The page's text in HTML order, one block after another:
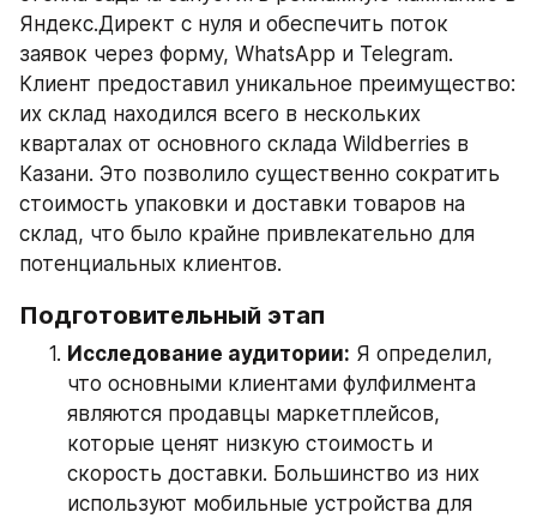
Яндекс.Директ с нуля и обеспечить поток
заявок через форму, WhatsApp и Telegram.
Клиент предоставил уникальное преимущество:
их склад находился всего в нескольких
кварталах от основного склада Wildberries в
Казани. Это позволило существенно сократить
стоимость упаковки и доставки товаров на
склад, что было крайне привлекательно для
потенциальных клиентов.
Подготовительный этап
Исследование аудитории: Я определил,
что основными клиентами фулфилмента
являются продавцы маркетплейсов,
которые ценят низкую стоимость и
скорость доставки. Большинство из них
используют мобильные устройства для